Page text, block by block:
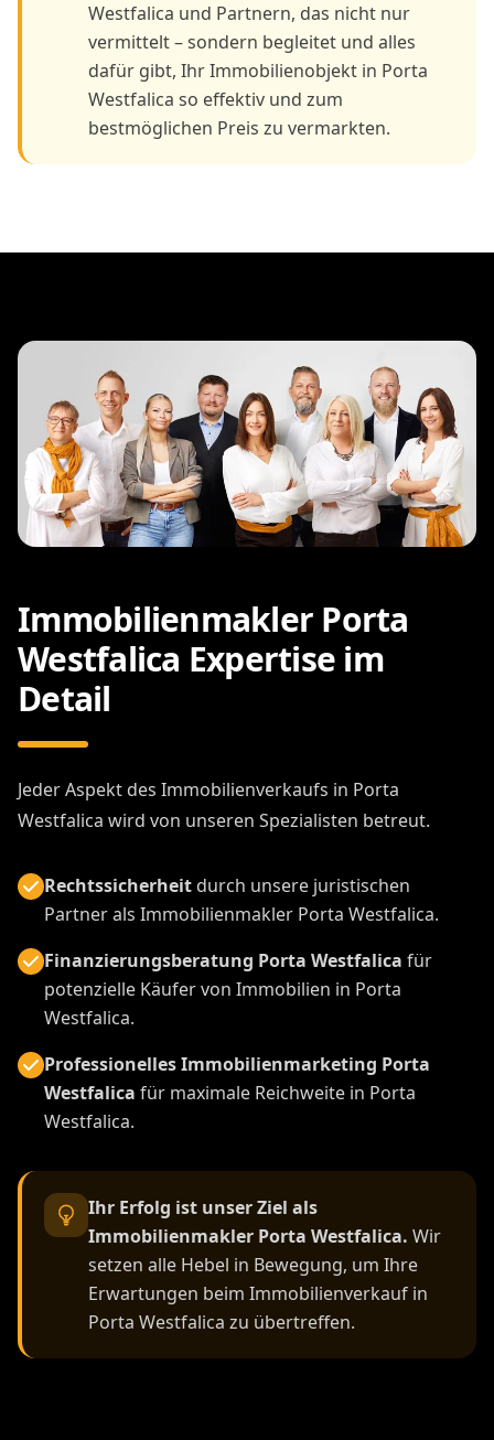
Westfalica und Partnern, das nicht nur
vermittelt – sondern begleitet und alles
dafür gibt, Ihr Immobilienobjekt in Porta
Westfalica so effektiv und zum
bestmöglichen Preis zu vermarkten.
Immobilienmakler Porta
Westfalica Expertise im
Detail
Jeder Aspekt des Immobilienverkaufs in Porta
Westfalica wird von unseren Spezialisten betreut.
Rechtssicherheitdurch unsere juristischen
Partner als Immobilienmakler Porta Westfalica.
Finanzierungsberatung Porta Westfalica für
potenzielle Käufer von Immobilien in Porta
Westfalica.
Professionelles Immobilienmarketing Porta
Westfalica für maximale Reichweite in Porta
Westfalica.
Ihr Erfolg ist unser Ziel als
Immobilienmakler Porta Westfalica. Wir
setzen alle Hebel in Bewegung, um Ihre
Erwartungen beim Immobilienverkauf in
Porta Westfalica zu übertreffen.